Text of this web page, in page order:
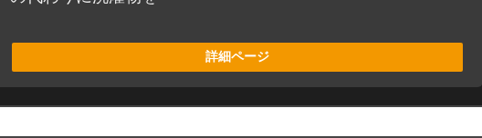
詳細ページ